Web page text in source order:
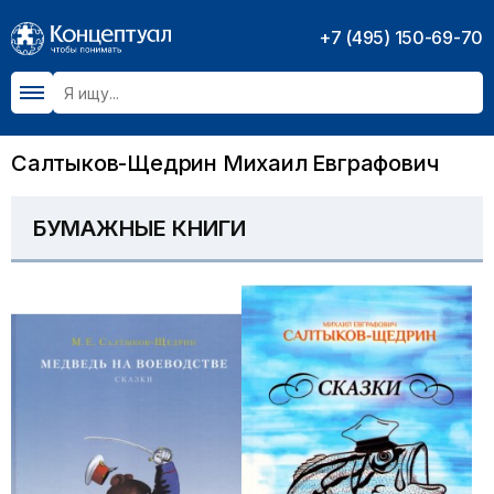
+7 (495) 150-69-70
Салтыков-Щедрин Михаил Евграфович
БУМАЖНЫЕ КНИГИ